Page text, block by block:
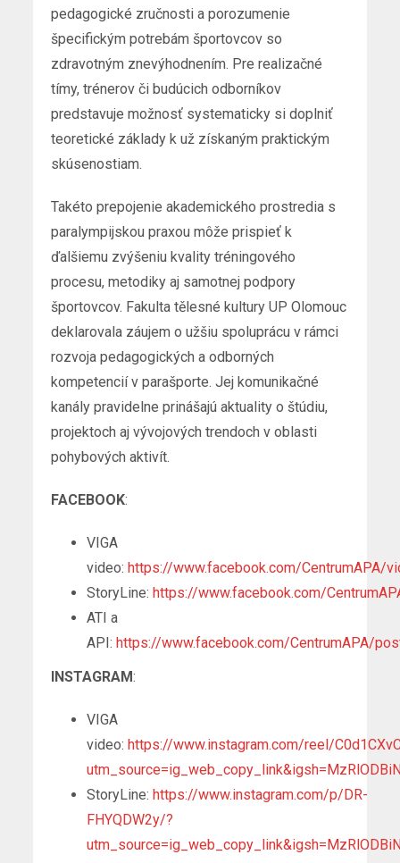
pedagogické zručnosti a porozumenie
špecifickým potrebám športovcov so
zdravotným znevýhodnením. Pre realizačné
tímy, trénerov či budúcich odborníkov
predstavuje možnosť systematicky si doplniť
teoretické základy k už získaným praktickým
skúsenostiam.
Takéto prepojenie akademického prostredia s
paralympijskou praxou môže prispieť k
ďalšiemu zvýšeniu kvality tréningového
procesu, metodiky aj samotnej podpory
športovcov. Fakulta tělesné kultury UP Olomouc
deklarovala záujem o užšiu spoluprácu v rámci
rozvoja pedagogických a odborných
kompetencií v parašporte. Jej komunikačné
kanály pravidelne prinášajú aktuality o štúdiu,
projektoch aj vývojových trendoch v oblasti
pohybových aktivít.
FACEBOOK:
VIGA
video:https://www.facebook.com/CentrumAPA/
StoryLine:https://www.facebook.com/
ATI a
API:https://www.facebook.com/CentrumAPA/
INSTAGRAM:
VIGA
video:https://www.instagram.com/reel/
StoryLine:https://www.instagram.com/p/DR-
FHYQDW2y/?